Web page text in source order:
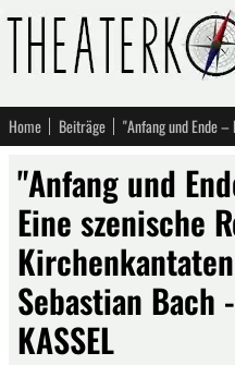
Home Beiträge
"Anfang und
Eine szenische
Sebastian Bach -
KASSEL